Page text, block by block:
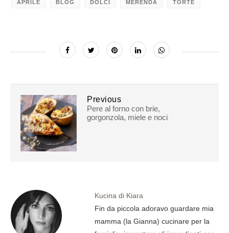
APRILE BLOG DOLCI MERENDA TORTE
Previous
Pere al forno con brie,
gorgonzola, miele e noci
Kucina di Kiara
Fin da piccola adoravo guardare mia
mamma (la Gianna) cucinare per la